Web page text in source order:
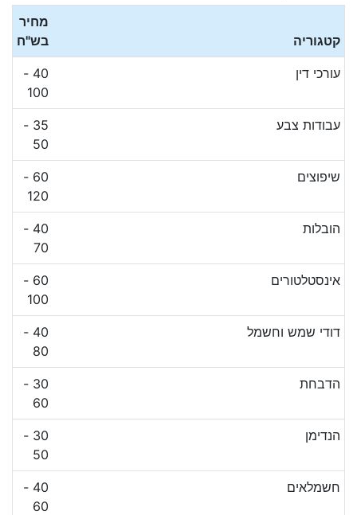
קטגוריה
מחיר
בש"ח
עורכי דין
40 -
100
עבודות צבע
35 -
50
שיפוצים
60 -
120
הובלות
40 -
70
אינסטלטורים
60 -
100
דודי שמש וחשמל
40 -
80
הדבחת
30 -
60
הנדימן
30 -
50
חשמלאים
40 -
60